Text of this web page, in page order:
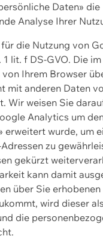
Daten» die
Analyse Ihrer
die Nutzung von
1 lit. f DS-GVO. Die
Ihrem Browser
mit anderen Daten
Wir weisen Sie
Analytics um
erweitert wurde, um
zu
gekürzt
kann damit
über Sie
wird dieser
die